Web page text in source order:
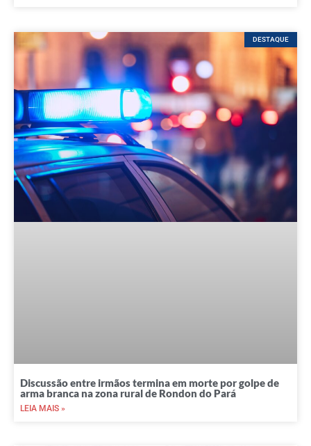
DESTAQUE
Discussão entre irmãos termina em morte por golpe de
arma branca na zona rural de Rondon do Pará
LEIA MAIS »